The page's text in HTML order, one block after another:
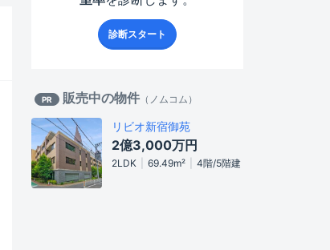
診断スタート
PR 販売中の物件 （ ノムコム ）
リビオ新宿御苑
2億3,000万円
2LDK 69.49m² 4階/5階建